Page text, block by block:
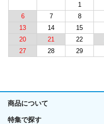
1
6
7 8
13
14 15
20
21 22
27
28 29
商品について
特集で探す